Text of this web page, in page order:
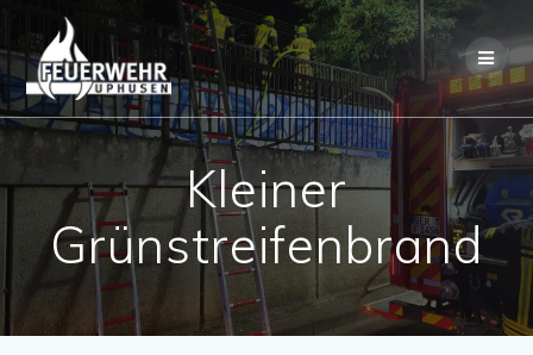
Skip
to
content
Kleiner
Grünstreifenbrand